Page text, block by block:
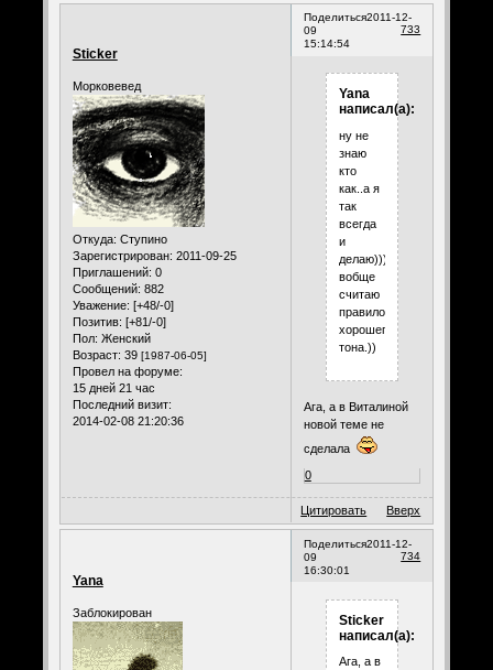
Поделиться
733
2011-12-
09
15:14:54
Sticker
Морковевед
Откуда: Ступино
Зарегистрирован: 2011-09-25
Приглашений: 0
Сообщений: 882
Уважение: [+48/-0]
Позитив: [+81/-0]
Пол: Женский
Возраст: 39 [1987-06-05]
Провел на форуме:
15 дней 21 час
Последний визит:
2014-02-08 21:20:36
Yana
написал(а):
ну не
знаю
кто
как..а я
так
всегда
и
делаю))))Это
вобще
считаю
правилом
хорошего
тона.))
Ага, а в Виталиной
новой теме не
сделала
0
Цитировать Вверх
Поделиться
734
2011-12-
09
16:30:01
Yana
Заблокирован
Sticker
написал(а):
Ага, а в